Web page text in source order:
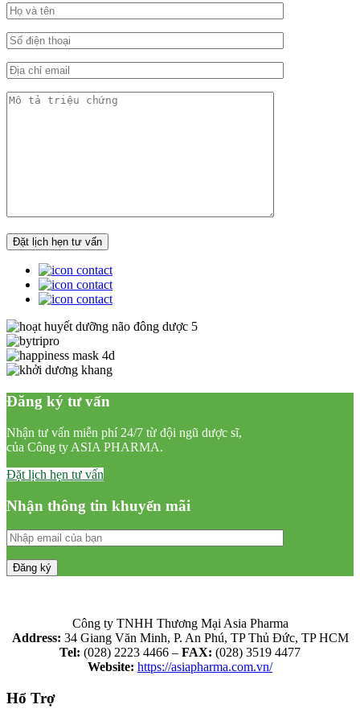
Đăng ký tư vấn
Nhận tư vấn miễn phí 24/7 từ đội ngũ dược sĩ,
của Công ty ASIA PHARMA.
Đặt lịch hẹn tư vấn
Nhận thông tin khuyến mãi
Công ty TNHH Thương Mại Asia Pharma
Address: 34 Giang Văn Minh, P. An Phú, TP Thủ Đức, TP HCM
Tel: (028) 2223 4466 – FAX: (028) 3519 4477
Website: https://asiapharma.com.vn/
Hổ Trợ